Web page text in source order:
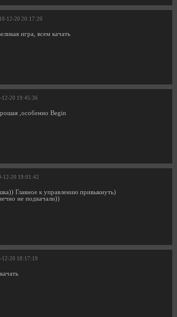
12-20 20:17:20
игра, всем качать
12-20 19:45:36
,особенно Begin
12-20 19:01:42
Главное к управлению привыкнуть)
не подкачали))
12-20 18:17:19